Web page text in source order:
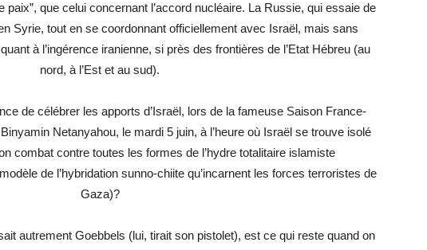
que celui concernant l’accord nucléaire. La Russie, qui essaie de
Syrie, tout en se coordonnant officiellement avec Israël, mais sans
à l’ingérence iranienne, si près des frontières de l’Etat Hébreu (au
nord, à l’Est et au sud).
de célébrer les apports d’Israël, lors de la fameuse Saison France-
Netanyahou, le mardi 5 juin, à l’heure où Israël se trouve isolé
combat contre toutes les formes de l’hydre totalitaire islamiste
de l’hybridation sunno-chiite qu’incarnent les forces terroristes de
Gaza)?
autrement Goebbels (lui, tirait son pistolet), est ce qui reste quand on